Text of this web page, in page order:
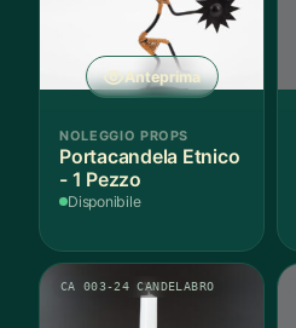
Anteprima
NOLEGGIO PROPS
Portacandela Etnico
- 1 Pezzo
Disponibile
CA 003-24 CANDELABRO